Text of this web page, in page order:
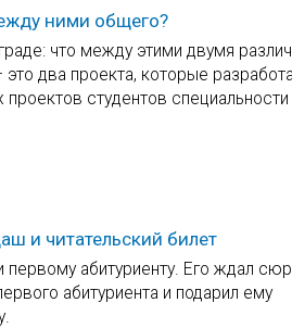
ними общего?
что между этими двумя
два проекта, которые
студентов специальности
и читательский билет
абитуриенту. Его ждал
абитуриента и подарил ему